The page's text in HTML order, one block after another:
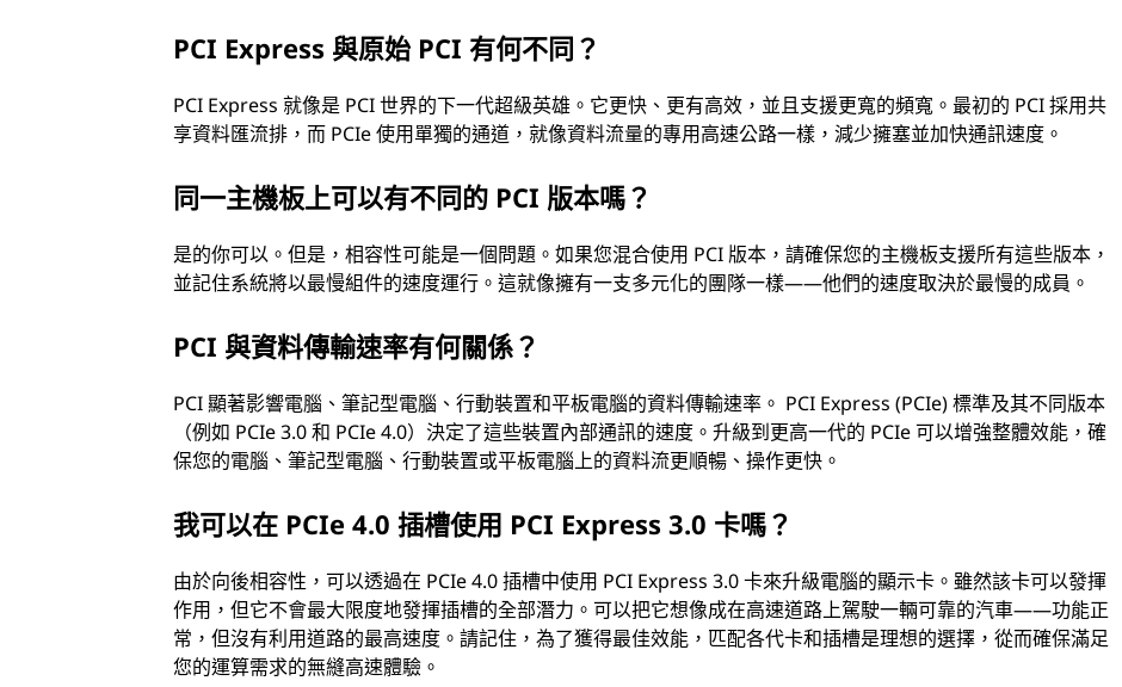
PCI Express 與原始 PCI 有何不同？
PCI Express 就像是 PCI 世​​界的下一代超級英雄。它更快、更有高效，並且支援更寬的頻寬。最初的 PCI 採用共
享資料匯流排，而 PCIe 使用單獨的通道，就像資料流量的專用高速公路一樣，減少擁塞並加快通訊速度。
同一主機板上可以有不同的 PCI 版本嗎？
是的你可以。但是，相容性可能是一個問題。如果您混合使用 PCI 版本，請確保您的主機板支援所有這些版本，
並記住系統將以最慢組件的速度運行。這就像擁有一支多元化的團隊一樣——他們的速度取決於最慢的成員。
PCI 與資料傳輸速率有何關係？
PCI 顯著影響電腦、筆記型電腦、行動裝置和平板電腦的資料傳輸速率。 PCI Express (PCIe) 標準及其不同版本
（例如 PCIe 3.0 和 PCIe 4.0）決定了這些裝置內部通訊的速度。升級到更高一代的 PCIe 可以增強整體效能，確
保您的電腦、筆記型電腦、行動裝置或平板電腦上的資料流更順暢、操作更快。
我可以在 PCIe 4.0 插槽使用 PCI Express 3.0 卡嗎？
由於向後相容性，可以透過在 PCIe 4.0 插槽中使用 PCI Express 3.0 卡來升級電腦的顯示卡。雖然該卡可以發揮
作用，但它不會最大限度地發揮插槽的全部潛力。可以把它想像成在高速道路上駕駛一輛可靠的汽車——功能正
常，但沒有利用道路的最高速度。請記住，為了獲得最佳效能，匹配各代卡和插槽是理想的選擇，從而確保滿足
您的運算需求的無縫高速體驗。